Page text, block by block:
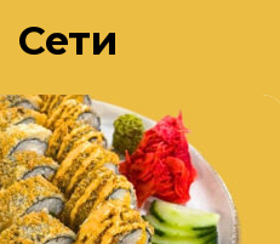
Сети